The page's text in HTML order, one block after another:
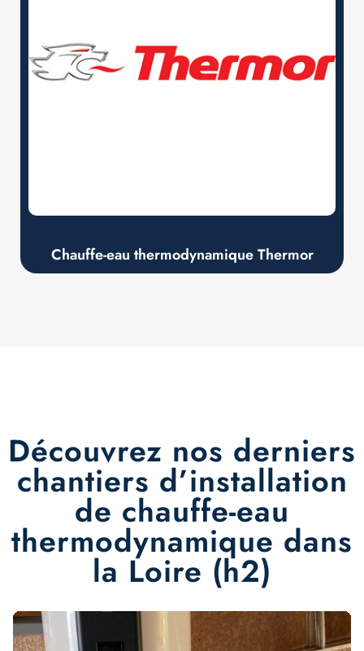
Chauffe-eau thermodynamique Thermor
Découvrez nos derniers
chantiers d’installation
de chauffe-eau
thermodynamique dans
la Loire (h2)